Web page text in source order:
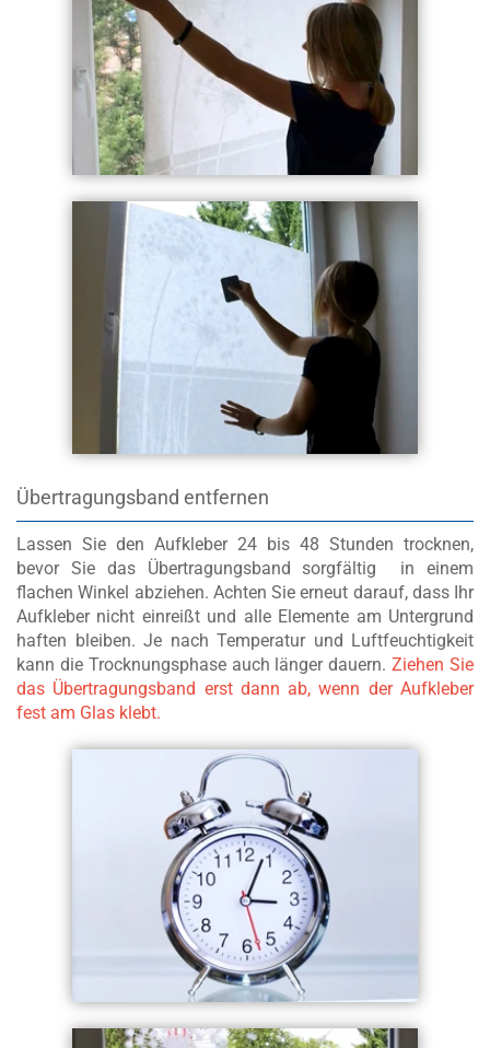
Übertragungsband entfernen
Lassen Sie den Aufkleber 24 bis 48 Stunden trocknen,
bevor Sie das Übertragungsband sorgfältig in einem
flachen Winkel abziehen. Achten Sie erneut darauf, dass Ihr
Aufkleber nicht einreißt und alle Elemente am Untergrund
haften bleiben. Je nach Temperatur und Luftfeuchtigkeit
kann die Trocknungsphase auch länger dauern.Ziehen Sie
das Übertragungsband erst dann ab, wenn der Aufkleber
fest am Glas klebt.